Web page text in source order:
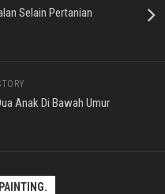
Selain Pertanian
Anak Di Bawah Umur